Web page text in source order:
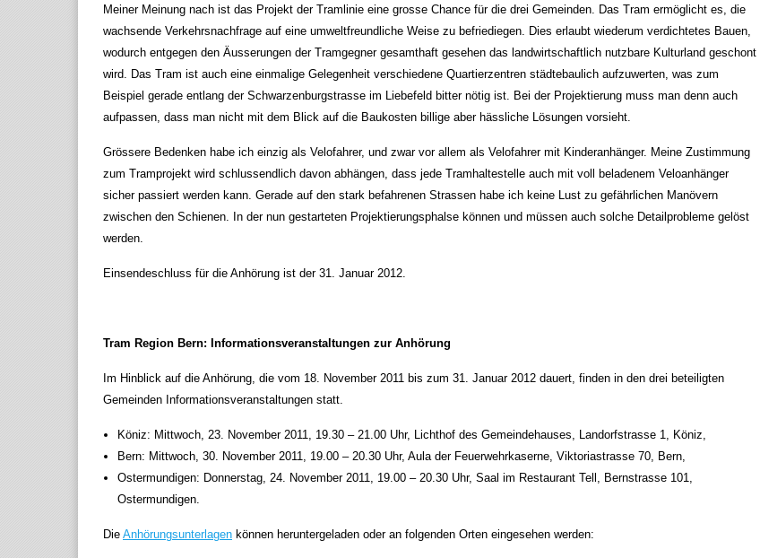
Meiner Meinung nach ist das Projekt der Tramlinie eine grosse Chance für die drei Gemeinden. Das Tram ermöglicht es, die
wachsende Verkehrsnachfrage auf eine umweltfreundliche Weise zu befriediegen. Dies erlaubt wiederum verdichtetes Bauen,
wodurch entgegen den Äusserungen der Tramgegner gesamthaft gesehen das landwirtschaftlich nutzbare Kulturland geschont
wird. Das Tram ist auch eine einmalige Gelegenheit verschiedene Quartierzentren städtebaulich aufzuwerten, was zum
Beispiel gerade entlang der Schwarzenburgstrasse im Liebefeld bitter nötig ist. Bei der Projektierung muss man denn auch
aufpassen, dass man nicht mit dem Blick auf die Baukosten billige aber hässliche Lösungen vorsieht.
Grössere Bedenken habe ich einzig als Velofahrer, und zwar vor allem als Velofahrer mit Kinderanhänger. Meine Zustimmung
zum Tramprojekt wird schlussendlich davon abhängen, dass jede Tramhaltestelle auch mit voll beladenem Veloanhänger
sicher passiert werden kann. Gerade auf den stark befahrenen Strassen habe ich keine Lust zu gefährlichen Manövern
zwischen den Schienen. In der nun gestarteten Projektierungsphalse können und müssen auch solche Detailprobleme gelöst
werden.
Einsendeschluss für die Anhörung ist der 31. Januar 2012.
Tram Region Bern: Informationsveranstaltungen zur Anhörung
Im Hinblick auf die Anhörung, die vom 18. November 2011 bis zum 31. Januar 2012 dauert, finden in den drei beteiligten
Gemeinden Informationsveranstaltungen statt.
Köniz: Mittwoch, 23. November 2011, 19.30 – 21.00 Uhr, Lichthof des Gemeindehauses, Landorfstrasse 1, Köniz,
Bern: Mittwoch, 30. November 2011, 19.00 – 20.30 Uhr, Aula der Feuerwehrkaserne, Viktoriastrasse 70, Bern,
Ostermundigen: Donnerstag, 24. November 2011, 19.00 – 20.30 Uhr, Saal im Restaurant Tell, Bernstrasse 101,
Ostermundigen.
Die Anhörungsunterlagen können heruntergeladen oder an folgenden Orten eingesehen werden: